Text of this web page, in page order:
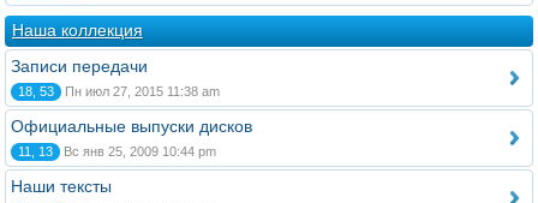
Наша коллекция
Записи передачи
18, 53 Пн июл 27, 2015 11:38 am
Официальные выпуски дисков
11, 13 Вс янв 25, 2009 10:44 pm
Наши тексты